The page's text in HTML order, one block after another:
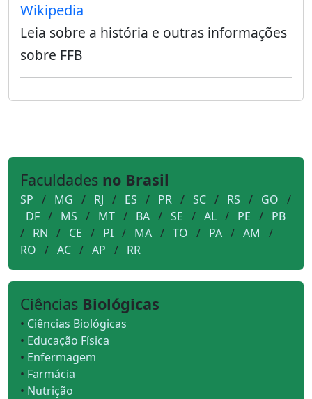
Wikipedia
Leia sobre a história e outras informações
sobre FFB
Faculdades no Brasil
SP / MG / RJ / ES / PR / SC / RS / GO /
DF / MS / MT / BA / SE / AL / PE / PB
/ RN / CE / PI / MA / TO / PA / AM /
RO / AC / AP / RR
Ciências Biológicas
• Ciências Biológicas
• Educação Física
• Enfermagem
• Farmácia
• Nutrição